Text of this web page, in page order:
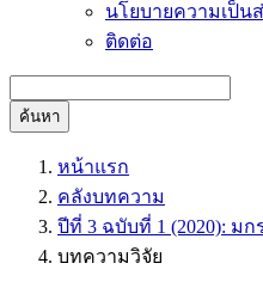
นโยบายความเป็น
ติดต่อ
ค้นหา
หน้าแรก
คลังบทความ
ปีที่ 3 ฉบับที่ 1 (2020): ม
บทความวิจัย